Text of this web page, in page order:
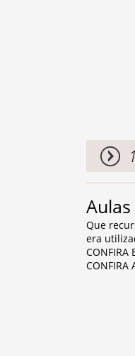
Aulas
Que
era
CONFIRA
CONFIRA